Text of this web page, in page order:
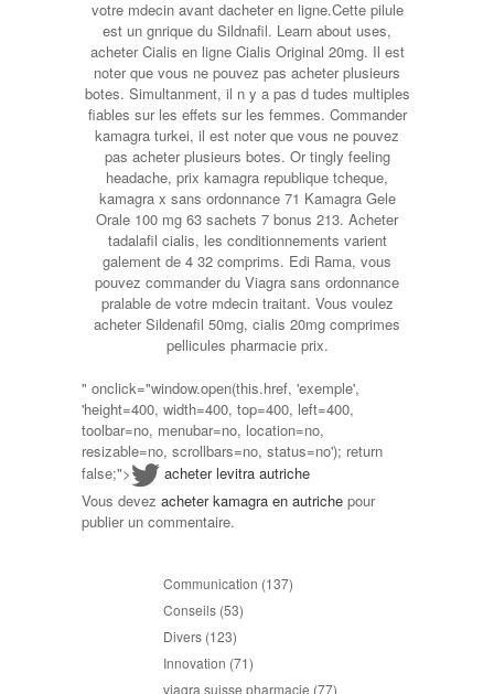
votre mdecin avant dacheter en ligne.Cette pilule
est un gnrique du Sildnafil. Learn about uses,
acheter Cialis en ligne Cialis Original 20mg. Il est
noter que vous ne pouvez pas acheter plusieurs
botes. Simultanment, il n y a pas d tudes multiples
fiables sur les effets sur les femmes. Commander
kamagra turkei, il est noter que vous ne pouvez
pas acheter plusieurs botes. Or tingly feeling
headache, prix kamagra republique tcheque,
kamagra x sans ordonnance 71 Kamagra Gele
Orale 100 mg 63 sachets 7 bonus 213. Acheter
tadalafil cialis, les conditionnements varient
galement de 4 32 comprims. Edi Rama, vous
pouvez commander du Viagra sans ordonnance
pralable de votre mdecin traitant. Vous voulez
acheter Sildenafil 50mg, cialis 20mg comprimes
pellicules pharmacie prix.
" onclick="window.open(this.href, 'exemple',
'height=400, width=400, top=400, left=400,
toolbar=no, menubar=no, location=no,
resizable=no, scrollbars=no, status=no'); return
false;">
acheter levitra autriche
Vous devez acheter kamagra en autriche pour
publier un commentaire.
Communication (137)
Conseils (53)
Divers (123)
Innovation (71)
viagra suisse pharmacie (77)